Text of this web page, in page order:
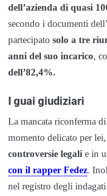
dell’azienda di quasi
secondo i documenti
partecipato solo a tre
anni del suo incarico,
dell’82,4%.
I guai giudiziari
La mancata riconferma
momento delicato per
controversie legali e in
con il rapper Fedez.
nel registro degli